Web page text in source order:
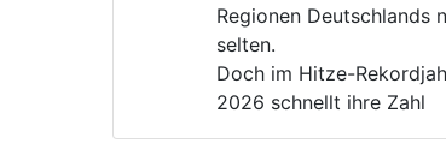
Regionen Deutschlands
selten.
Doch im Hitze-
2026 schnellt ihre Zahl